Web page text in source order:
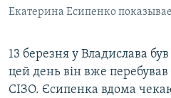
Екатерина Есипенко
13 березня у Владислава
цей день він вже
СІЗО. Єсипенка вдома